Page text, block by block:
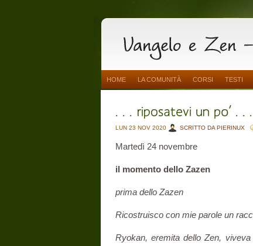
HOME LA COMUNITÀ CORSI TESTI
LUN 23 NOV 2020 SCRITTO DA PIERINUX
Martedì 24 novembre
il momento dello Zazen
prima dello Zazen
Ricostruisco con mie parole un
Ryokan, eremita dello Zen,